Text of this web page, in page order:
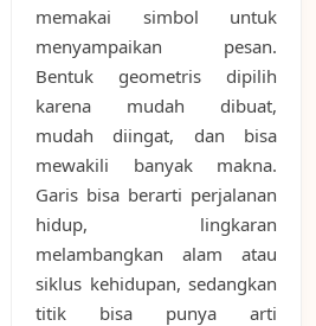
memakai simbol untuk
menyampaikan pesan.
Bentuk geometris dipilih
karena mudah dibuat,
mudah diingat, dan bisa
mewakili banyak makna.
Garis bisa berarti perjalanan
hidup, lingkaran
melambangkan alam atau
siklus kehidupan, sedangkan
titik bisa punya arti